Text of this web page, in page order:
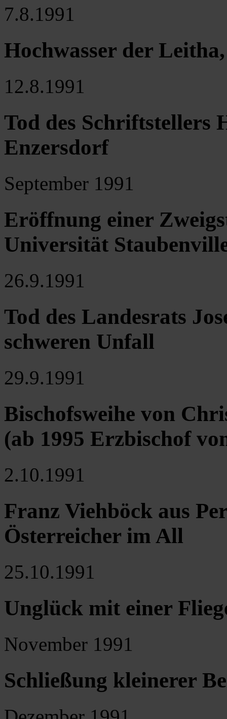
7.8.1991
Hochwasser der
12.8.1991
Tod des Schriftstellers
Enzersdorf
September 1991
Eröffnung einer
Universität
26.9.1991
Tod des Landesrats
schweren Unfall
29.9.1991
Bischofsweihe von
(ab 1995 Erzbischof
2.10.1991
Franz Viehböck aus
Österreicher im All
25.10.1991
Unglück mit einer
November 1991
Schließung kleinerer